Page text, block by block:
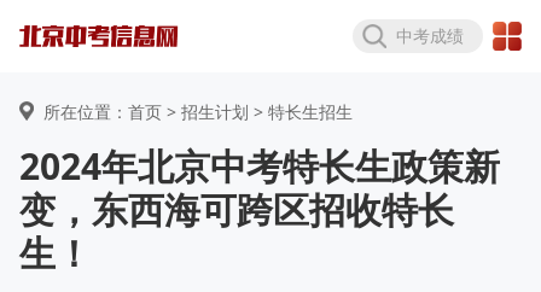
中考成绩
所在位置：首页 > 招生计划 > 特长生招生
2024年北京中考特长生政策新
变，东西海可跨区招收特长
生！